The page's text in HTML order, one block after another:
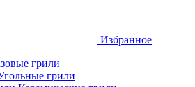
Избранное
грили
грили